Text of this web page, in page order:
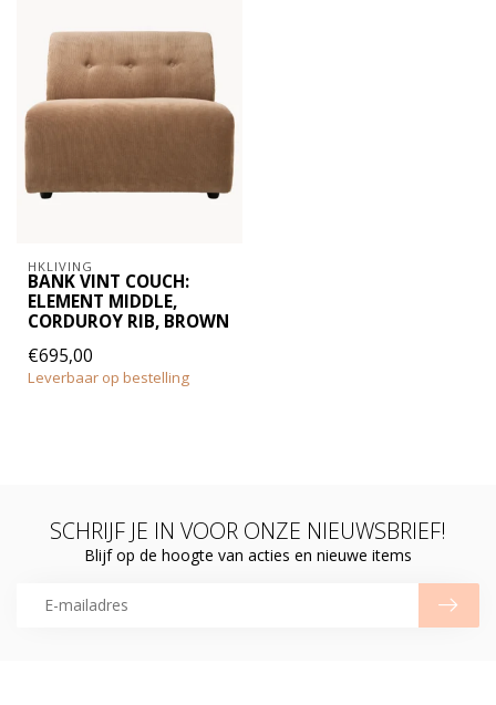
HKLIVING
BANK VINT COUCH:
ELEMENT MIDDLE,
CORDUROY RIB, BROWN
€695,00
Leverbaar op bestelling
SCHRIJF JE IN VOOR ONZE NIEUWSBRIEF!
Blijf op de hoogte van acties en nieuwe items